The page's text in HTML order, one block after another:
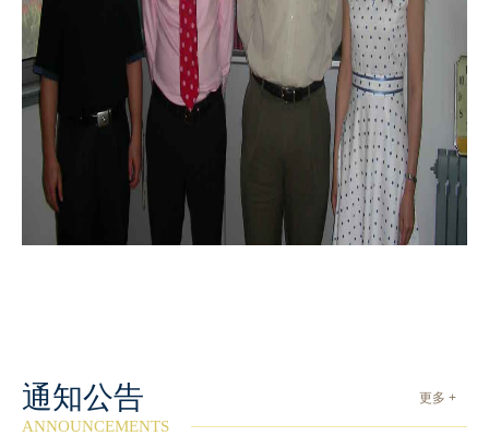
通知公告 更多 +
ANNOUNCEMENTS